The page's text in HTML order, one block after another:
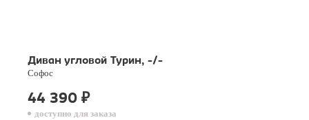
Диван угловой Турин, -/-
Софос
44 390 ₽
доступно для заказа